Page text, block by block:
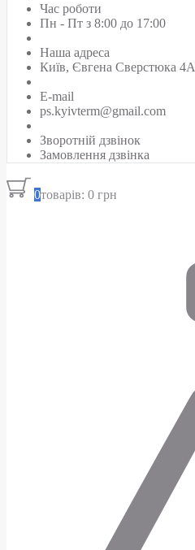
Час роботи
Пн - Пт з 8:00 до 17:00
Наша адреса
Київ, Євгена Сверстюка 4А
E-mail
ps.kyivterm@gmail.com
Зворотній дзвінок
Замовлення дзвінка
0товарів: 0 грн